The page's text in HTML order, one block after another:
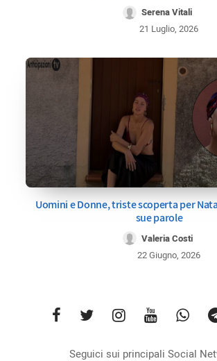
Serena Vitali
21 Luglio, 2026
Uomini e Donne, triste scoperta per
sue parole
Valeria Costi
22 Giugno, 2026
Seguici sui principali Social